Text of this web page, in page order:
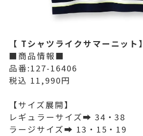
【 Tシャツライクサマーニット】
■商品情報■
品番:127-16406
税込 11,990円
【サイズ展開】
レギュラーサイズ➡︎ 34・38
ラージサイズ➡︎ 13・15・19